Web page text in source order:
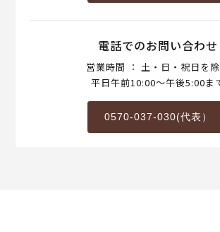
電話でのお問い合わせ
営業時間 ： 土・日・祝日を除
平日午前10:00～午後5:00ま
0570-037-030(代表）